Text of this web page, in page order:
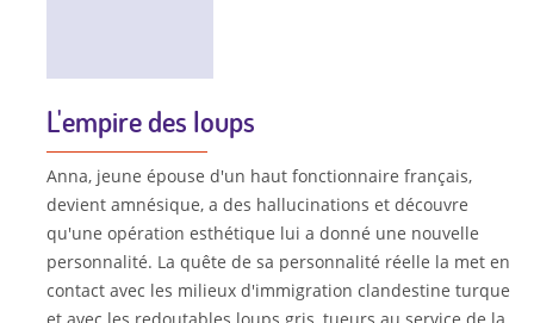
L'empire des loups
Anna, jeune épouse d'un haut fonctionnaire français,
devient amnésique, a des hallucinations et découvre
qu'une opération esthétique lui a donné une nouvelle
personnalité. La quête de sa personnalité réelle la met en
contact avec les milieux d'immigration clandestine turque